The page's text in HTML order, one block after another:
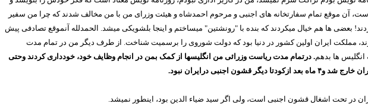
آن موقع تمام سفارتخانه های اجنبی و مرحوم احمدشاه و هیئت وزرای من با من مخالف شدند که چرا من سفیر
بعضی ها هم خیال میکردند که بنده با "رونشتین" میساختم و اینجا بلشویکی میشد. الحمدلله آنموقع تصادفی پیش
مملکت ایران اولین کشور در دنیا بود که دولت شوروی را برسمیت شناخت. از طرف دیگر من در تمام مدت
ها بدهم. درتمام مدت ریاست وزرائی من انگلیسها از کمک بمن در انجام وظایف خود، خودداری کردند وحتی
خارج شد و۴ ماه بعد ازکودتا دیگر قشون اجنبی درایران نبود.
در تحت اشغال قشون اجنبی است، ولی اگر سید ضیاء الدین بود، اینطور نمیشد.